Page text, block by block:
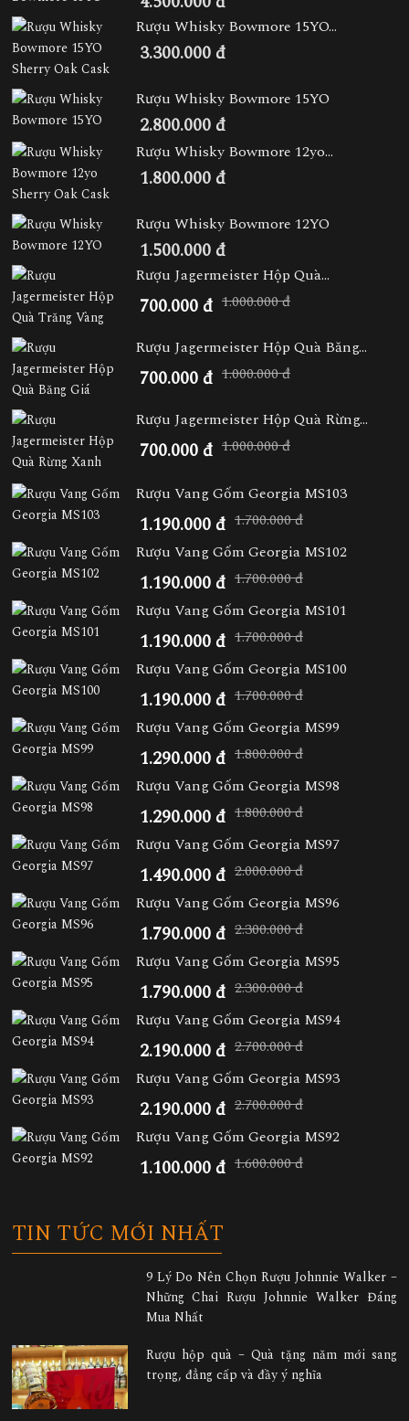
Rượu Whisky Bowmore 15YO...
3.300.000 đ
Rượu Whisky Bowmore 15YO
2.800.000 đ
Rượu Whisky Bowmore 12yo...
1.800.000 đ
Rượu Whisky Bowmore 12YO
1.500.000 đ
Rượu Jagermeister Hộp Quà...
700.000 đ 1.000.000 đ
Rượu Jagermeister Hộp Quà Băng...
700.000 đ 1.000.000 đ
Rượu Jagermeister Hộp Quà Rừng...
700.000 đ 1.000.000 đ
Rượu Vang Gốm Georgia MS103
1.190.000 đ 1.700.000 đ
Rượu Vang Gốm Georgia MS102
1.190.000 đ 1.700.000 đ
Rượu Vang Gốm Georgia MS101
1.190.000 đ 1.700.000 đ
Rượu Vang Gốm Georgia MS100
1.190.000 đ 1.700.000 đ
Rượu Vang Gốm Georgia MS99
1.290.000 đ 1.800.000 đ
Rượu Vang Gốm Georgia MS98
1.290.000 đ 1.800.000 đ
Rượu Vang Gốm Georgia MS97
1.490.000 đ 2.000.000 đ
Rượu Vang Gốm Georgia MS96
1.790.000 đ 2.300.000 đ
Rượu Vang Gốm Georgia MS95
1.790.000 đ 2.300.000 đ
Rượu Vang Gốm Georgia MS94
2.190.000 đ 2.700.000 đ
Rượu Vang Gốm Georgia MS93
2.190.000 đ 2.700.000 đ
Rượu Vang Gốm Georgia MS92
1.100.000 đ 1.600.000 đ
TIN TỨC MỚI NHẤT
9 Lý Do Nên Chọn Rượu Johnnie Walker –
Những Chai Rượu Johnnie Walker Đáng
Mua Nhất
Rượu hộp quà – Quà tặng năm mới sang
trọng, đẳng cấp và đầy ý nghĩa